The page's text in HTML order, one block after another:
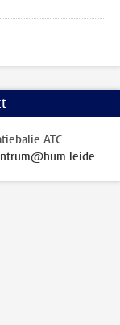
ATC
talencentrum@hum.leidenuniv.nl